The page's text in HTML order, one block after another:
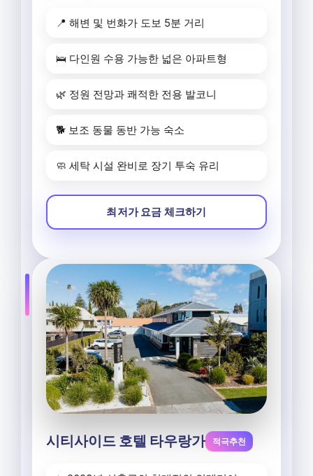
📍 해변 및 번화가 도보 5분 거리
🛌 다인원 수용 가능한 넓은 아파트형
🌿 정원 전망과 쾌적한 전용 발코니
🐕 보조 동물 동반 가능 숙소
🧼 세탁 시설 완비로 장기 투숙 유리
최저가 요금 체크하기
시티사이드 호텔 타우랑가 적극추천